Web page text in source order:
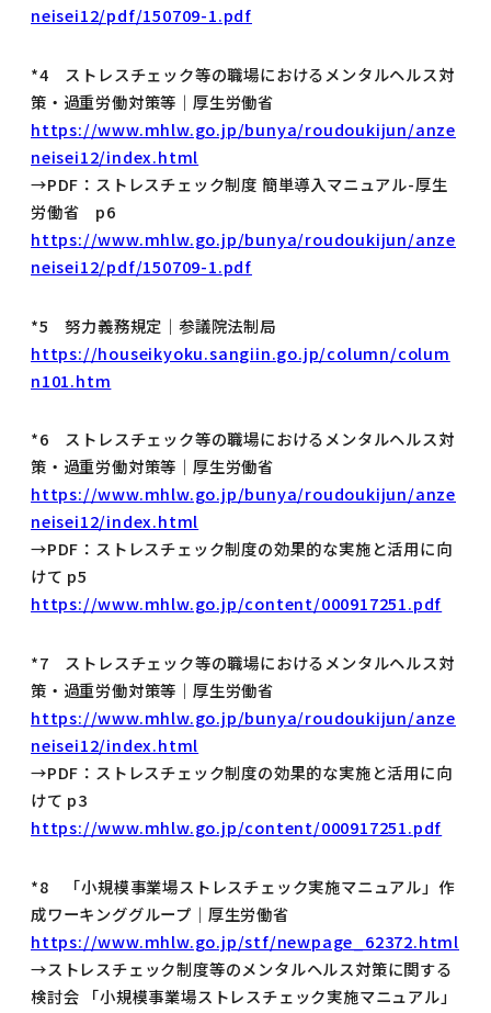
neisei12/pdf/150709-1.pdf
*4 ストレスチェック等の職場におけるメンタルヘルス対
策・過重労働対策等｜厚生労働省
https://www.mhlw.go.jp/bunya/roudoukijun/anze
neisei12/index.html
→PDF：ストレスチェック制度 簡単導入マニュアル-厚生
労働省 p6
https://www.mhlw.go.jp/bunya/roudoukijun/anze
neisei12/pdf/150709-1.pdf
*5 努力義務規定｜参議院法制局
https://houseikyoku.sangiin.go.jp/column/colum
n101.htm
*6 ストレスチェック等の職場におけるメンタルヘルス対
策・過重労働対策等｜厚生労働省
https://www.mhlw.go.jp/bunya/roudoukijun/anze
neisei12/index.html
→PDF：ストレスチェック制度の効果的な実施と活用に向
けて p5
https://www.mhlw.go.jp/content/000917251.pdf
*7 ストレスチェック等の職場におけるメンタルヘルス対
策・過重労働対策等｜厚生労働省
https://www.mhlw.go.jp/bunya/roudoukijun/anze
neisei12/index.html
→PDF：ストレスチェック制度の効果的な実施と活用に向
けて p3
https://www.mhlw.go.jp/content/000917251.pdf
*8 「小規模事業場ストレスチェック実施マニュアル」作
成ワーキンググループ｜厚生労働省
https://www.mhlw.go.jp/stf/newpage_62372.html
→ストレスチェック制度等のメンタルヘルス対策に関する
検討会 「小規模事業場ストレスチェック実施マニュアル」